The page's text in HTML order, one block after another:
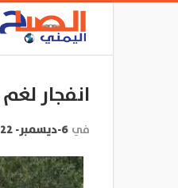
انفجار
في 6-ديسمبر- 2022